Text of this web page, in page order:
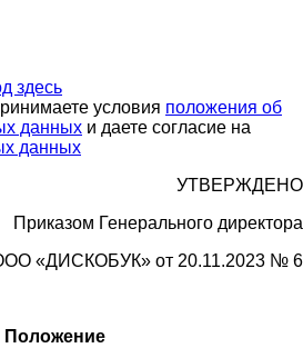
здесь
условия положения об
данных и даете согласие на
данных
УТВЕРЖДЕНО
Приказом Генерального директора
«ДИСКОБУК» от 20.11.2023 № 6
Положение